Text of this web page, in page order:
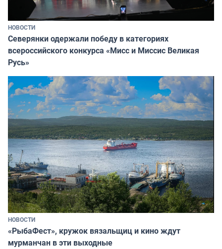
НОВОСТИ
Северянки одержали победу в категориях
всероссийского конкурса «Мисс и Миссис Великая
Русь»
НОВОСТИ
«РыбаФест», кружок вязальщиц и кино ждут
мурманчан в эти выходные